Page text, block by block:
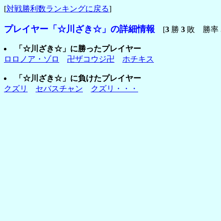
[対戦勝利数ランキングに戻る]
プレイヤー「☆川ざき☆」の詳細情報 [3 勝 3 敗 勝率
「☆川ざき☆」に勝ったプレイヤー
ロロノア・ゾロ
卍ザコウジ卍 ホチキス
「☆川ざき☆」に負けたプレイヤー
クズリ
セバスチャン クズリ・・・